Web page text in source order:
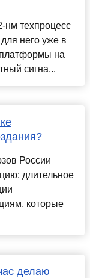
нм техпроцесс
него уже в
на
сигна...
России
длительное
которые
делаю